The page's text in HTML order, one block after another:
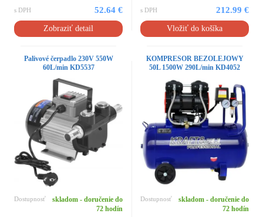
s DPH 52.64 €
Zobraziť detail
s DPH 212.99 €
Vložiť do košíka
Palivové čerpadlo 230V 550W
60L/min KD5537
Dostupnosť
skladom - doručenie do
72 hodín
KOMPRESOR BEZOLEJOWY
50L 1500W 290L/min KD4052
Dostupnosť
skladom - doručenie do
72 hodín